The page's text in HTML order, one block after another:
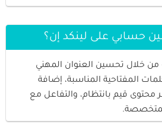
خلال تحسين العنوان المهني
المفتاحية المناسبة، إضافة
محتوى قيم بانتظام، والتفاعل مع